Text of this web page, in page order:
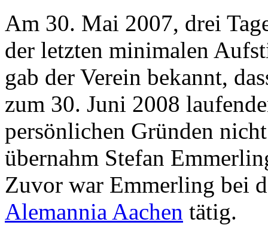
Am 30. Mai 2007, drei
der letzten minimalen
gab der Verein bekannt,
zum 30. Juni 2008
persönlichen Gründen
übernahm Stefan
Zuvor war Emmerling bei
Alemannia Aachen tätig.